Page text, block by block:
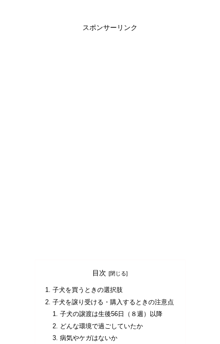
スポンサーリンク
目次
子犬を買うときの選択肢
子犬を譲り受ける・購入するときの注意点
子犬の譲渡は生後56日（８週）以降
どんな環境で過ごしていたか
病気やケガはないか